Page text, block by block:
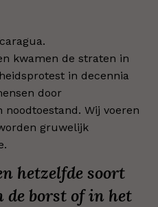
kwamen de straten in
in decennia
door
Wij voeren
gruwelijk
hetzelfde soort
borst of in het